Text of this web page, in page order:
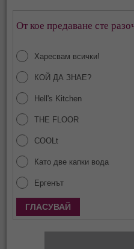
От кое предаване сте
Харесвам всички!
КОЙ ДА ЗНАЕ?
Hell's Kitchen
THE FLOOR
COOLt
Като две капки вода
Ергенът